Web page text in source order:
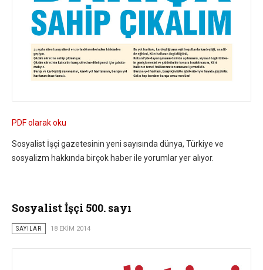
PDF olarak oku
Sosyalist İşçi gazetesinin yeni sayısında dünya, Türkiye ve
sosyalizm hakkında birçok haber ile yorumlar yer alıyor.
Sosyalist İşçi 500. sayı
SAYILAR 18 EKIM 2014